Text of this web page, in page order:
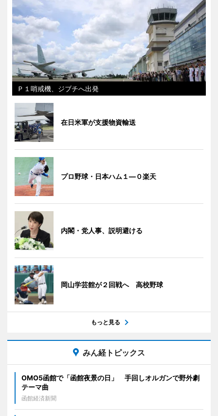
Ｐ１哨戒機、ジブチへ出発
在日米軍が支援物資輸送
プロ野球・日本ハム１―０楽天
内閣・党人事、説明避ける
岡山学芸館が２回戦へ 高校野球
もっと見る
みん経トピックス
OMO5函館で「函館夜景の日」 手回しオルガンで野外劇
テーマ曲
函館経済新聞